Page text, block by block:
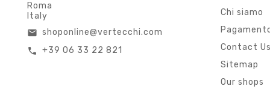
Roma
Italy
email shoponline@vertecchi.com
call +39 06 33 22 821
Chi siamo
Contact
Sitemap
Our shops